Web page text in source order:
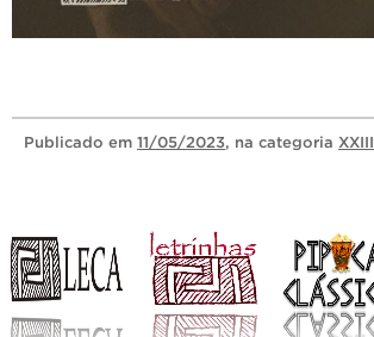
Publicado em 11/05/2023, na categoria